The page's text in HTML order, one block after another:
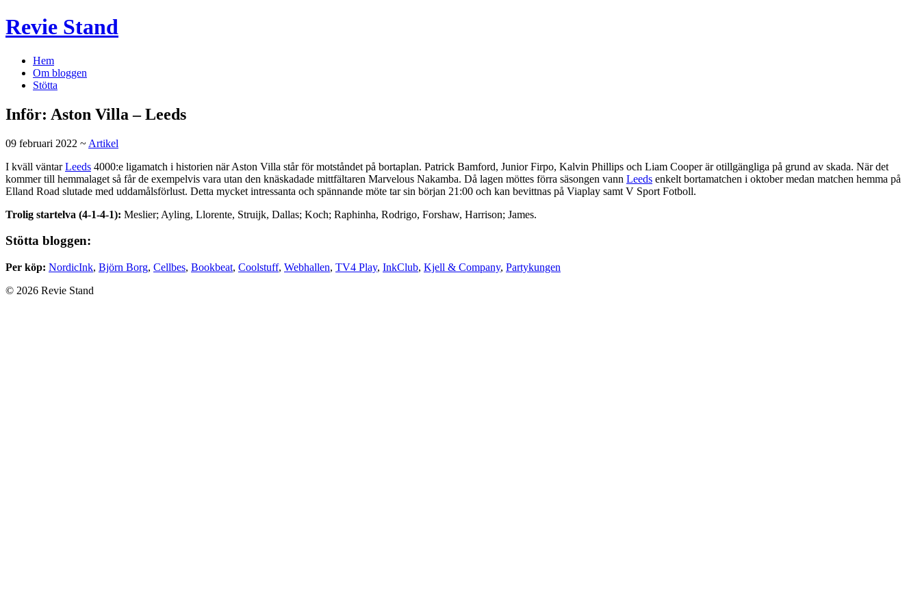
Revie Stand
Hem
Om bloggen
Stötta
Inför: Aston Villa – Leeds
09 februari 2022 ~ Artikel
I kväll väntarLeeds 4000:e ligamatch i historien när Aston Villa står för motståndet på bortaplan. Patrick Bamford, Junior Firpo, Kalvin Phillips och Liam Cooper är otillgängliga på grund av skada. När det
kommer till hemmalaget så får de exempelvis vara utan den knäskadade mittfältaren Marvelous Nakamba. Då lagen möttes förra säsongen vann Leeds enkelt bortamatchen i oktober medan matchen hemma på
Elland Road slutade med uddamålsförlust. Detta mycket intressanta och spännande möte tar sin början 21:00 och kan bevittnas på Viaplay samt V Sport Fotboll.
Trolig startelva (4-1-4-1): Meslier; Ayling, Llorente, Struijk, Dallas; Koch; Raphinha, Rodrigo, Forshaw, Harrison; James.
Stötta bloggen:
Per köp: NordicInk, Björn Borg, Cellbes, Bookbeat, Coolstuff, Webhallen, TV4 Play, InkClub, Kjell & Company, Partykungen
© 2026 Revie Stand